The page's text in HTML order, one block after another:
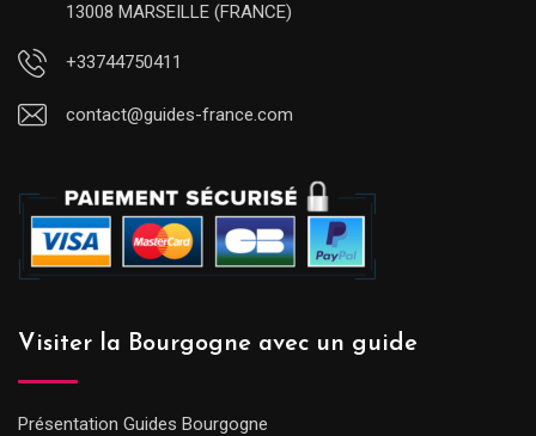
13008 MARSEILLE (FRANCE)
+33744750411
contact@guides-france.com
Visiter la Bourgogne avec un guide
Présentation Guides Bourgogne